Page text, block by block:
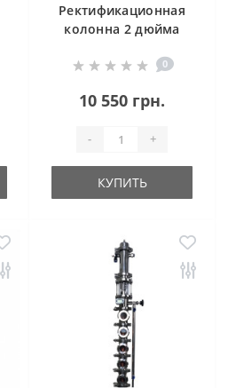
Ректификационная
колонна 2 дюйма
0
10 550 грн.
- +
КУПИТЬ